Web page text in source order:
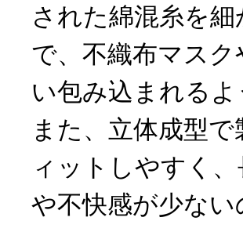
された綿混糸を
で、不織布マス
い包み込まれる
また、立体成型
ィットしやすく
や不快感が少な